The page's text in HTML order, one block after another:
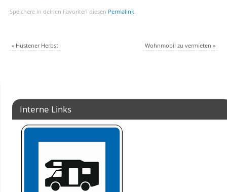
Speichere in deinen Favoriten diesen Permalink.
«Hüstener Herbst Wohnmobil zu vermieten»
Interne Links